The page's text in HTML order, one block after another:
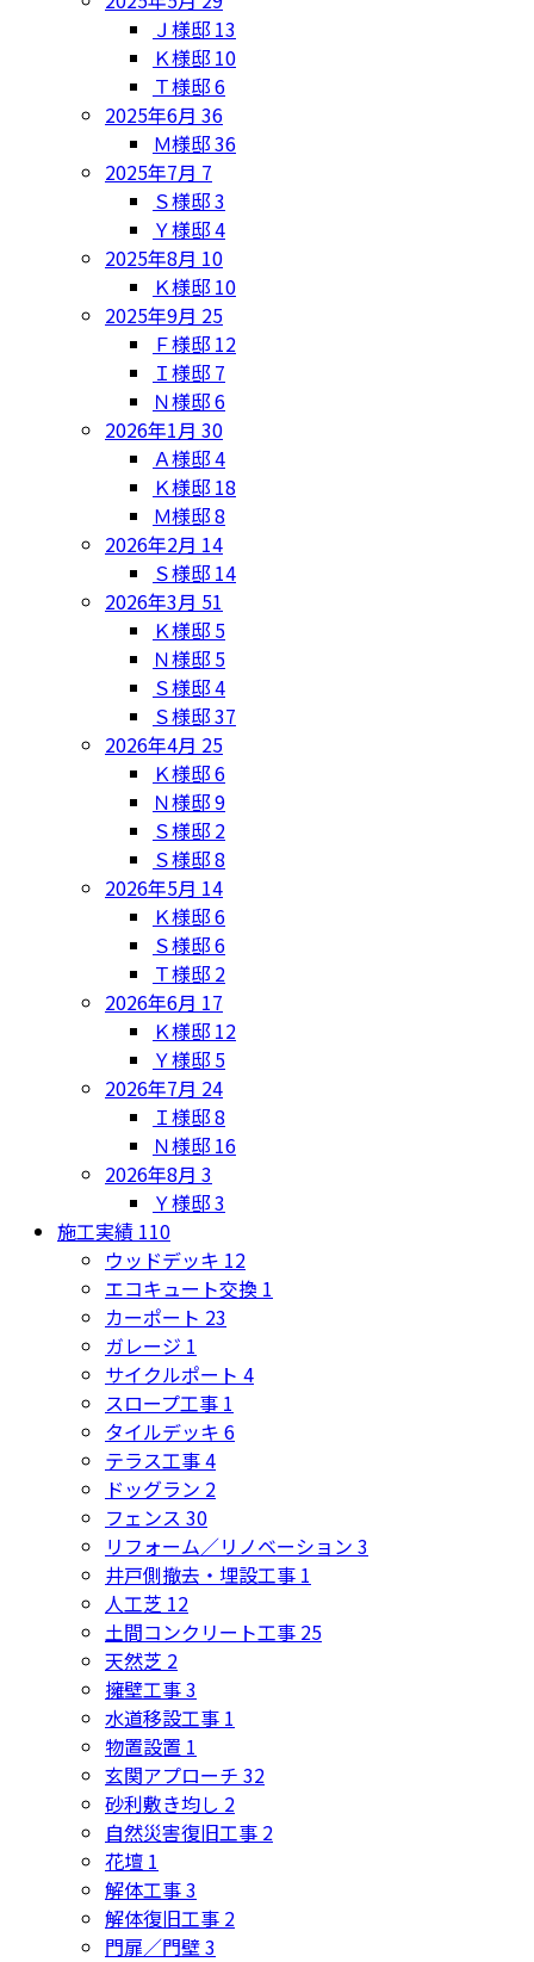
Ｊ様邸 13
Ｋ様邸 10
Ｔ様邸6
2025年6月 36
Ｍ様邸36
2025年7月 7
Ｓ様邸3
Ｙ様邸4
2025年8月 10
Ｋ様邸 10
2025年9月 25
Ｆ様邸 12
Ｉ様邸 7
Ｎ様邸6
2026年1月 30
Ａ様邸4
Ｋ様邸 18
Ｍ様邸8
2026年2月 14
Ｓ様邸 14
2026年3月 51
Ｋ様邸 5
Ｎ様邸 5
Ｓ様邸4
Ｓ様邸37
2026年4月 25
Ｋ様邸6
Ｎ様邸9
Ｓ様邸 2
Ｓ様邸8
2026年5月 14
Ｋ様邸6
Ｓ様邸6
Ｔ様邸 2
2026年6月 17
Ｋ様邸 12
Ｙ様邸 5
2026年7月 24
Ｉ様邸8
Ｎ様邸 16
2026年8月 3
Ｙ様邸3
施工実績 110
ウッドデッキ 12
エコキュート交換 1
カーポート 23
ガレージ 1
サイクルポート 4
スロープ工事 1
タイルデッキ 6
テラス工事4
ドッグラン 2
フェンス 30
リフォーム／リノベーション 3
井戸側撤去・埋設工事 1
人工芝 12
土間コンクリート工事 25
天然芝 2
擁壁工事3
水道移設工事 1
物置設置 1
玄関アプローチ 32
砂利敷き均し 2
自然災害復旧工事 2
花壇 1
解体工事3
解体復旧工事 2
門扉／門壁3